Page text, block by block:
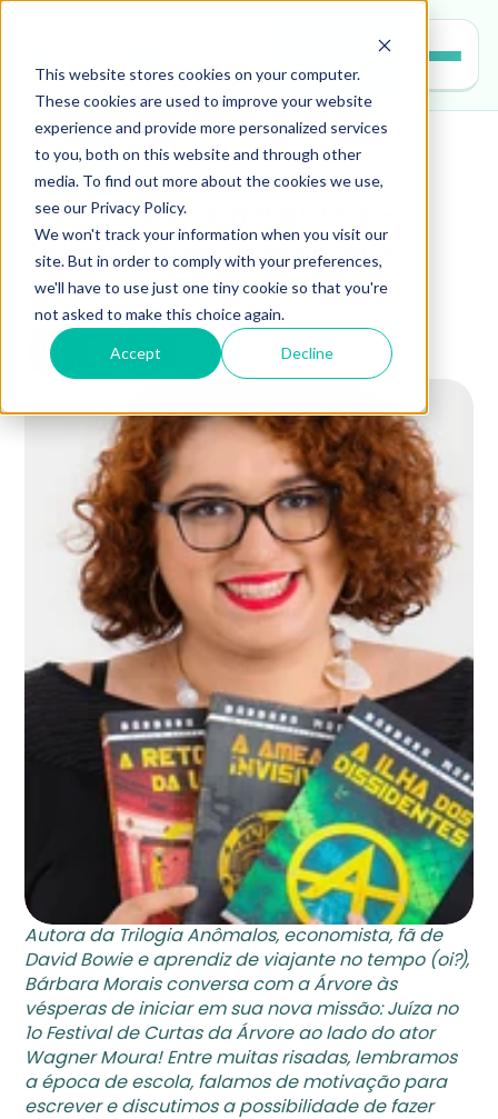
This website stores cookies on your computer.
These cookies are used to improve your website
experience and provide more personalized services
to you, both on this website and through other
media. To find out more about the cookies we use,
see our Privacy Policy.
We won't track your information when you visit our
site. But in order to comply with your preferences,
we'll have to use just one tiny cookie so that you're
not asked to make this choice again.
Accept Decline
leitura
Bate-Papo com a Árvore -
Entrevistamos a escritora
Bárbara Morais!
Autora da Trilogia Anômalos, economista, fã de
David Bowie e aprendiz de viajante no tempo (oi?),
Bárbara Morais conversa com a Árvore às
vésperas de iniciar em sua nova missão: Juíza no
1o Festival de Curtas da Árvore ao lado do ator
Wagner Moura! Entre muitas risadas, lembramos
a época de escola, falamos de motivação para
escrever e discutimos a possibilidade de fazer